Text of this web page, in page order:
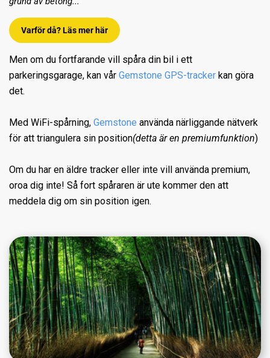
Varför då? Läs mer här
Men om du fortfarande vill spåra din bil i ett
parkeringsgarage, kan vår Gemstone GPS-tracker kan göra
det.
Med WiFi-spårning, Gemstone använda närliggande nätverk
för att triangulera sin position(detta är en premiumfunktion)
Om du har en äldre tracker eller inte vill använda premium,
oroa dig inte! Så fort spåraren är ute kommer den att
meddela dig om sin position igen.